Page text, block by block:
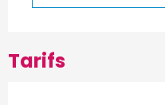
Tarifs